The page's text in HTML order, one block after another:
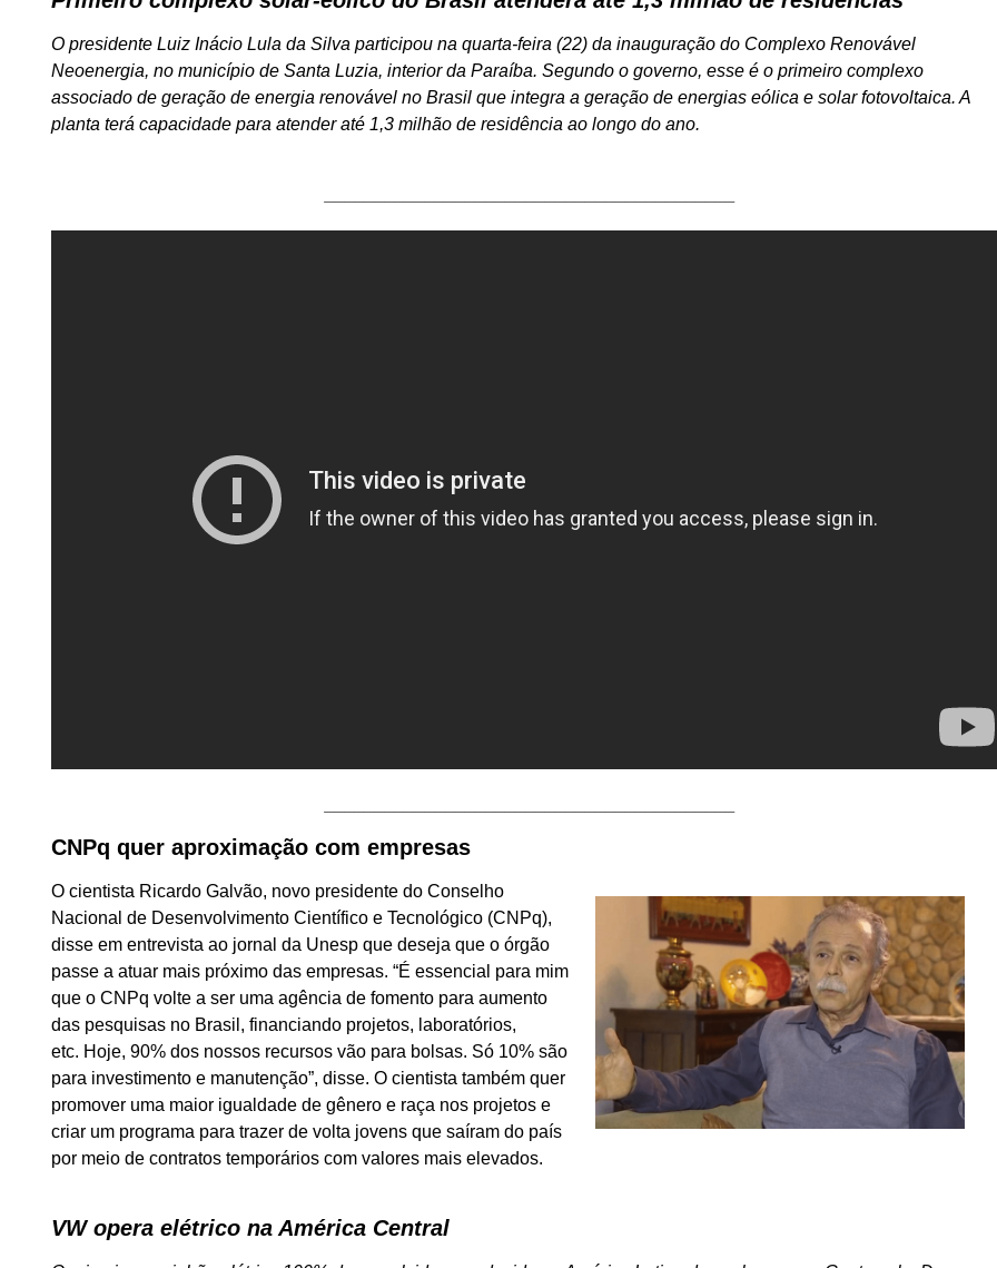
O presidente Luiz Inácio Lula da Silva participou na quarta-feira (22) da inauguração do Complexo Renovável
Neoenergia, no município de Santa Luzia, interior da Paraíba. Segundo o governo, esse é o primeiro complexo
associado de geração de energia renovável no Brasil que integra a geração de energias eólica e solar fotovoltaica. A
planta terá capacidade para atender até 1,3 milhão de residência ao longo do ano.
CNPq quer aproximação com empresas
O cientista Ricardo Galvão, novo presidente do Conselho
Nacional de Desenvolvimento Científico e Tecnológico (CNPq),
disse em entrevista ao jornal da Unesp que deseja que o órgão
passe a atuar mais próximo das empresas. “É essencial para mim
que o CNPq volte a ser uma agência de fomento para aumento
das pesquisas no Brasil, financiando projetos, laboratórios,
etc. Hoje, 90% dos nossos recursos vão para bolsas. Só 10% são
para investimento e manutenção”, disse. O cientista também quer
promover uma maior igualdade de gênero e raça nos projetos e
criar um programa para trazer de volta jovens que saíram do país
por meio de contratos temporários com valores mais elevados.
VW opera elétrico na América Central